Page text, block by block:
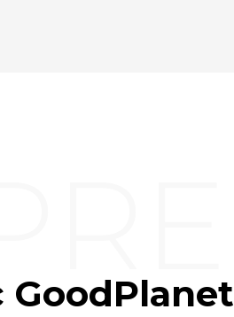
GoodPlanet